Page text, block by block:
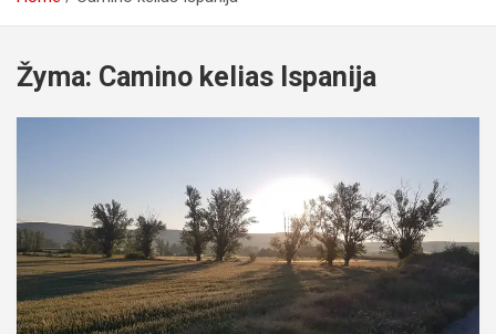
Žyma: Camino kelias Ispanija